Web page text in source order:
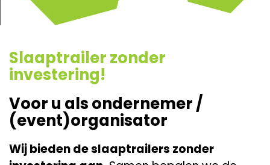
Slaaptrailer zonder
investering!
Voor u als ondernemer /
(event)organisator
Wij bieden de slaaptrailers zonder